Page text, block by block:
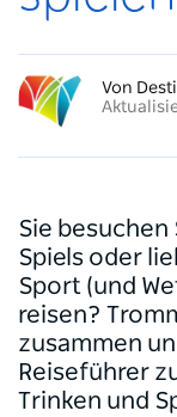
Von
Sie
Spiels oder
Sport (und
reisen?
zusammen
Reiseführer
Trinken und